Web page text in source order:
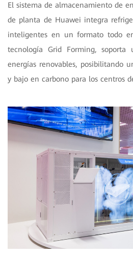
El sistema de almacenamiento de
de planta de Huawei integra
inteligentes en un formato todo
tecnología Grid Forming,
energías renovables, posibilitando
y bajo en carbono para los centros